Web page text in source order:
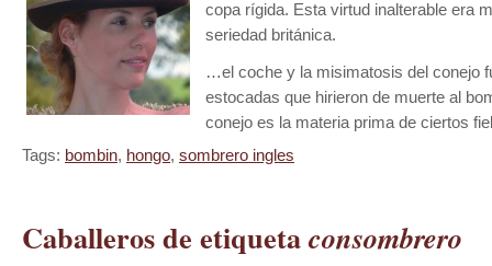
copa rígida. Esta virtud inalterable era
seriedad británica.
…el coche y la misimatosis del conejo
estocadas que hirieron de muerte al
conejo es la materia prima de ciertos
Tags: bombin, hongo, sombrero ingles
Caballeros de etiquetaconsombrero